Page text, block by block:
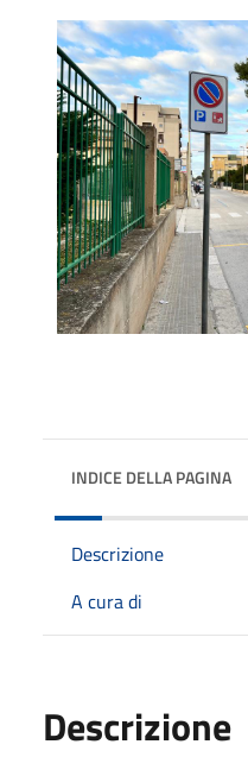
INDICE DELLA PAGINA
Descrizione
A cura di
Descrizione